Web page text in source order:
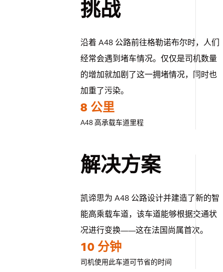
挑战
沿着 A48 公路前往格勒诺布尔时，人们
经常会遇到堵车情况。仅仅是司机数量
的增加就加剧了这一拥堵情况，同时也
加重了污染。
8 公里
A48 高承载车道里程
解决方案
凯谛思为 A48 公路设计并建造了新的智
能高乘载车道，该车道能够根据交通状
况进行变换——这在法国尚属首次。
10 分钟
司机使用此车道可节省的时间